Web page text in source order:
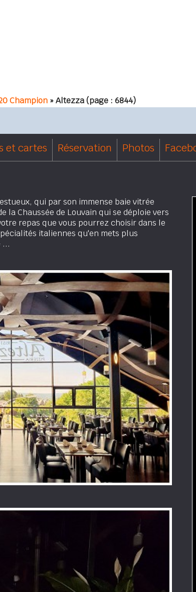
Champion » Altezza(page : 6844)
et cartes Réservation Photos
qui par son immense baie vitrée
la Chaussée de Louvain qui se déploie vers
repas que vous pourrez choisir dans le
italiennes qu'en mets plus
...